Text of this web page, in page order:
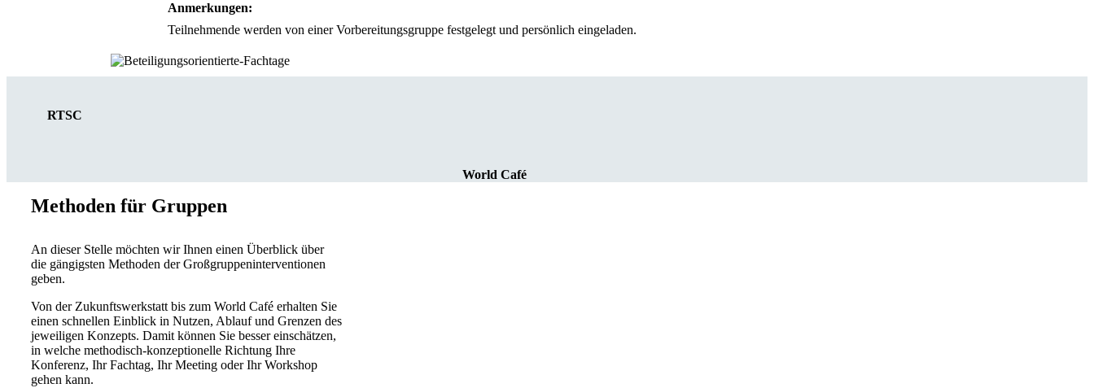
Anmerkungen:
Teilnehmende werden von einer Vorbereitungsgruppe festgelegt und persönlich eingeladen.
RTSC
World Café
Methoden für Gruppen
An dieser Stelle möchten wir Ihnen einen Überblick über
die gängigsten Methoden der Großgruppeninterventionen
geben.
Von der Zukunftswerkstatt bis zum World Café erhalten Sie
einen schnellen Einblick in Nutzen, Ablauf und Grenzen des
jeweiligen Konzepts. Damit können Sie besser einschätzen,
in welche methodisch-konzeptionelle Richtung Ihre
Konferenz, Ihr Fachtag, Ihr Meeting oder Ihr Workshop
gehen kann.